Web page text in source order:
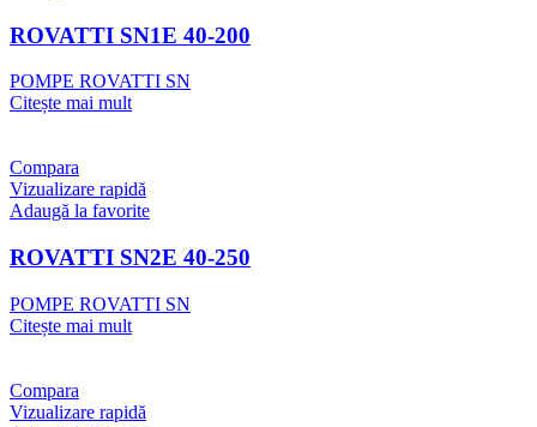
ROVATTI SN1E 40-200
POMPE ROVATTI SN
Citește mai mult
Compara
Vizualizare rapidă
Adaugă la favorite
ROVATTI SN2E 40-250
POMPE ROVATTI SN
Citește mai mult
Compara
Vizualizare rapidă